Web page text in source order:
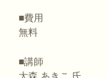
■費用
無料
■講師